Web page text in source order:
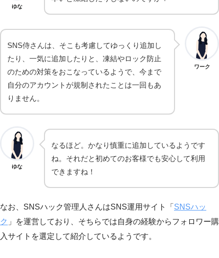
ゆな
ワーク
SNS侍さんは、そこも考慮してゆっくり追加し
たり、一気に追加したりと、凍結やロック防止
のための対策をおこなっているようで、今まで
自分のアカウントが規制されたことは一回もあ
りません。
ゆな
なるほど。かなり慎重に追加しているようです
ね。それだと初めてのお客様でも安心して利用
できますね！
なお、SNSハック管理人さんはSNS運用サイト「 SNSハッ
ク 」を運営しており、そちらでは自身の経験からフォロワー購
入サイトを選定して紹介しているようです。